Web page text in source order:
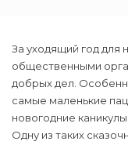
За уходящий год для
общественными
добрых дел.
самые маленькие
новогодние
Одну из таких